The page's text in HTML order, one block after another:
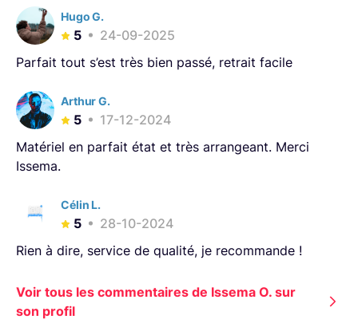
Hugo G.
5
24-09-2025
Parfait tout s’est très bien passé, retrait facile
Arthur G.
5
17-12-2024
Matériel en parfait état et très arrangeant. Merci
Issema.
Célin L.
5
28-10-2024
Rien à dire, service de qualité, je recommande !
Voir tous les commentaires de Issema O. sur
son profil